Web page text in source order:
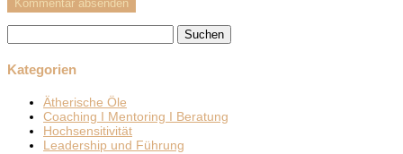
nach:
Kategorien
Ätherische Öle
Coaching I Mentoring I Beratung
Hochsensitivität
Leadership und Führung